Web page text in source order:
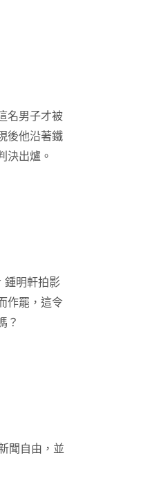
負評價兩
名男子才被
後他沿著鐵
決出爐。
鍾明軒拍影
作罷，這令
？
聞自由，並